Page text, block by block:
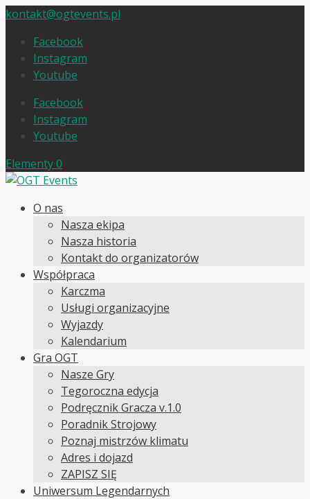
kontakt@ogtevents.pl
Facebook
Instagram
Youtube
Facebook
Instagram
Youtube
Elementy 0
O nas
Nasza ekipa
Nasza historia
Kontakt do organizatorów
Współpraca
Karczma
Usługi organizacyjne
Wyjazdy
Kalendarium
Gra OGT
Nasze Gry
Tegoroczna edycja
Podręcznik Gracza v.1.0
Poradnik Strojowy
Poznaj mistrzów klimatu
Adres i dojazd
ZAPISZ SIĘ
Uniwersum Legendarnych